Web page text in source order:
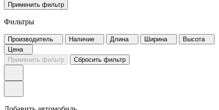
Применить фильтр
Фильтры
Производитель Наличие Длина Ширина
Высота
Цена
Применить фильтр
Сбросить фильтр